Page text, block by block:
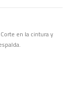
en la cintura y